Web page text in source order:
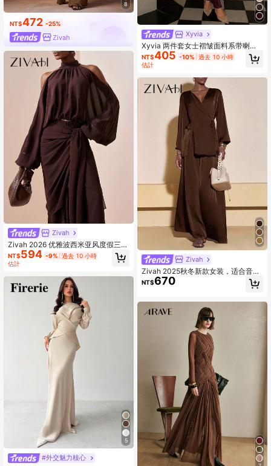
8
NT$472 -25%
Zivah
Zivah
Zivah 2026 优雅波西米亚风度假三件
套，采用轻盈雪纺面料，包括镂空袖
上衣、阔腿裤和裹身裙。
NT$594 -9% 過去 10 小時
估計
5
#外交魅力核心
Xyvia
Xyvia 两件套女士褶皱面料系带喇叭
袖派对/办公套装，秋冬季
NT$405 -10% 過去 10 小時
估計
Zivah
Zivah 2025秋冬新款女装，适合音乐
节、毕业典礼、休闲度假、海滩日光
浴等各种场合，芥末黄缎面材质裹身
闲度假沙滩日光浴街头风。这款阔腿
裤套装也适合返校、万圣节、办公室
等各种场合穿着。
NT$670